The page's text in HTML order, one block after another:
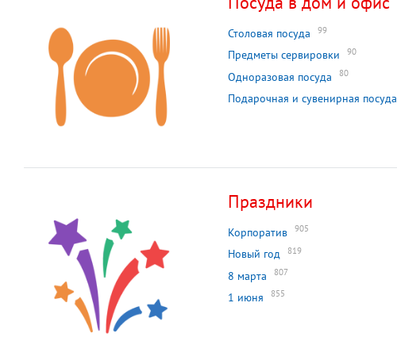
Столовая посуда 99
Предметы сервировки 90
Одноразовая посуда 80
Подарочная и сувенирная посуда
Праздники
Корпоратив 905
Новый год 819
8 марта 807
1 июня 855